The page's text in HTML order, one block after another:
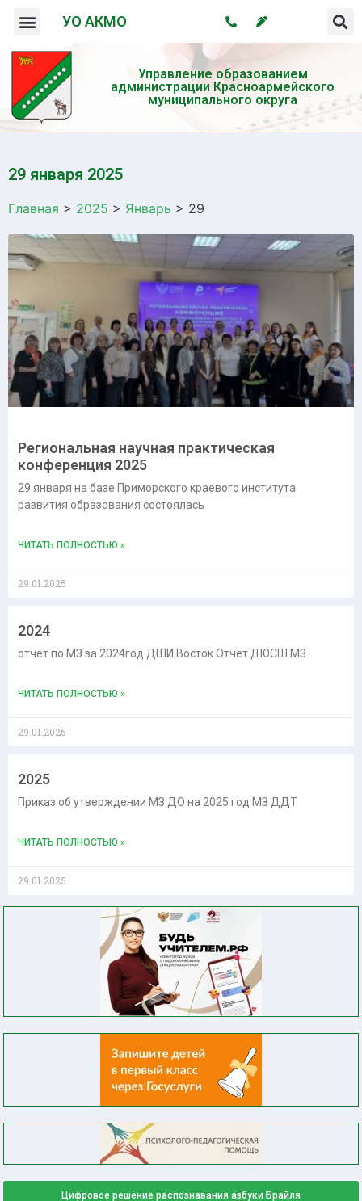
УО АКМО
Управление образованием
администрации Красноармейского
муниципального округа
29 января 2025
Главная > 2025 > Январь > 29
Региональная научная практическая
конференция 2025
29 января на базе Приморского краевого института
развития образования состоялась
ЧИТАТЬ ПОЛНОСТЬЮ »
29.01.2025
2024
отчет по МЗ за 2024год ДШИ Восток Отчет ДЮСШ МЗ
ЧИТАТЬ ПОЛНОСТЬЮ »
29.01.2025
2025
Приказ об утверждении МЗ ДО на 2025 год МЗ ДДТ
ЧИТАТЬ ПОЛНОСТЬЮ »
29.01.2025
Цифровое решение распознавания азбуки Брайля